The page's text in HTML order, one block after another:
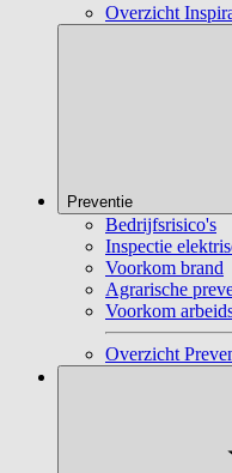
Overzicht
Preventie
Bedrijfsrisico's
Inspectie
Voorkom brand
Agrarische
Voorkom
Overzicht